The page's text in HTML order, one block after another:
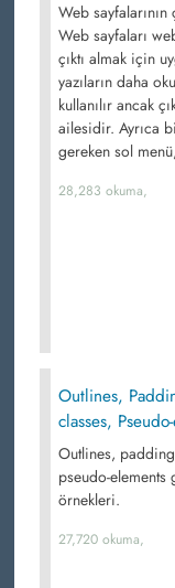
Web sayfalarının
Web sayfaları
çıktı almak için
yazıların daha
kullanılır ancak
ailesidir. Ayrıca
gereken sol
28,283 okuma,
Outlines,
classes,
Outlines,
pseudo-elements
örnekleri.
27,720 okuma,